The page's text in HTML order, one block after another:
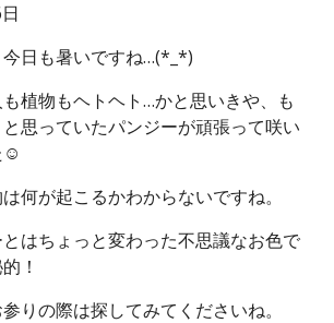
日も暑いですね…(*_*)
植物もヘトヘト…かと思いきや、も
思っていたパンジーが頑張って咲い
☺
何が起こるかわからないですね。
はちょっと変わった不思議なお色で
！
りの際は探してみてくださいね。